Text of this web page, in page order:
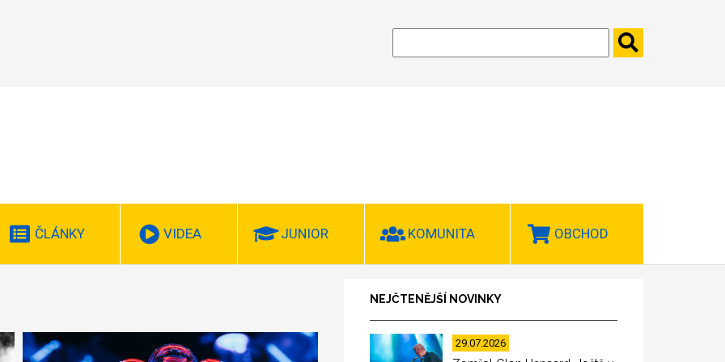
ČLÁNKY VIDEA JUNIOR KOMUNITA OBCHOD
NEJČTENĚJŠÍ NOVINKY
29.07.2026